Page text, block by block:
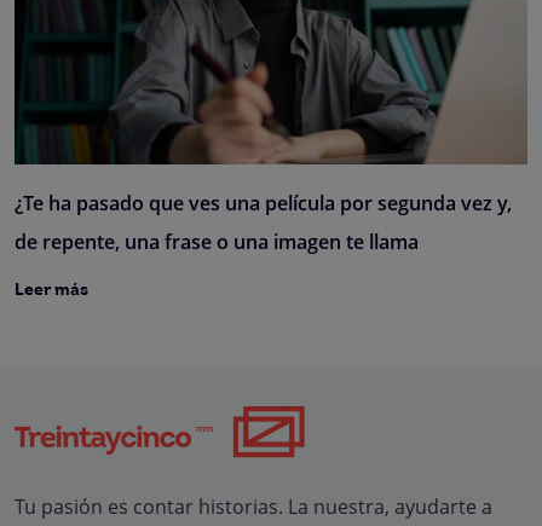
¿Te ha pasado que ves una película por segunda vez y,
de repente, una frase o una imagen te llama
Leer más
Tu pasión es contar historias. La nuestra, ayudarte a